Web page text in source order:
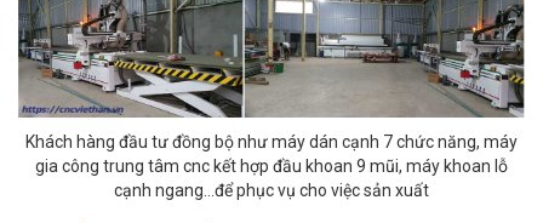
Khách hàng đầu tư đồng bộ như máy dán cạnh 7 chức năng, máy
gia công trung tâm cnc kết hợp đầu khoan 9 mũi, máy khoan lỗ
cạnh ngang...để phục vụ cho việc sản xuất